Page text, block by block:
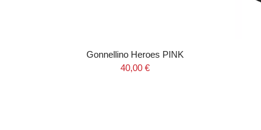
Gonnellino Heroes PINK
40,00 €